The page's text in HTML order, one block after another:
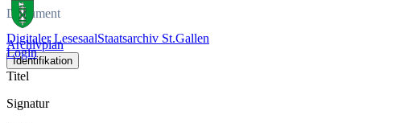
Digitaler LesesaalStaatsarchiv St.Gallen
Login
Dokument
Archivplan
Identifikation
Titel
Signatur